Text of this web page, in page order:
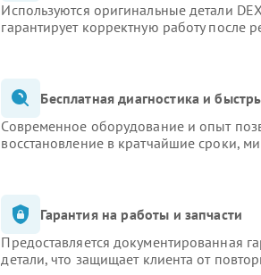
Используются оригинальные детали
гарантирует корректную работу после
Бесплатная диагностика и
Современное оборудование и опыт
восстановление в кратчайшие сроки,
Гарантия на работы и запчасти
Предоставляется документированная
детали, что защищает клиента от